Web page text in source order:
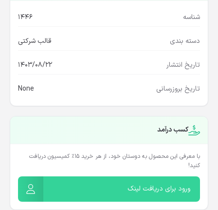
شناسه 1446
دسته بندی قالب شرکتی
تاریخ انتشار 1403/08/22
تاریخ بروزرسانی None
کسب درآمد
با معرفی این محصول به دوستان خود، از هر خرید ۱۵٪ کمیسیون دریافت
کنید!
ورود برای دریافت لینک